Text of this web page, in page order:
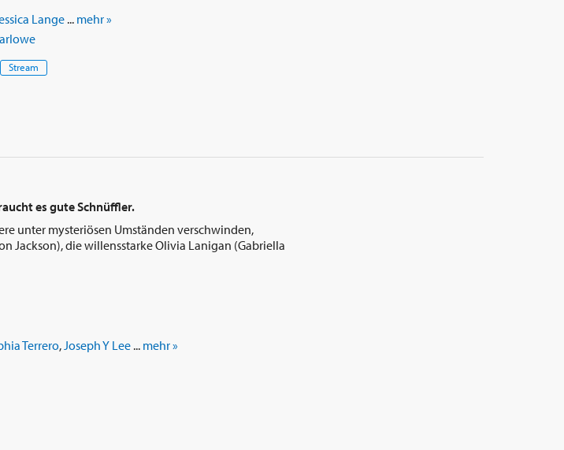
Lange... mehr »
Stream
es gute Schnüffler.
unter mysteriösen Umständen verschwinden,
Jackson), die willensstarke Olivia Lanigan (Gabriella
Terrero,Joseph Y Lee... mehr »